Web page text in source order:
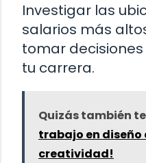
Investigar las
salarios más
tomar
tu carrera.
Quizás también
trabajo en diseño
creatividad!